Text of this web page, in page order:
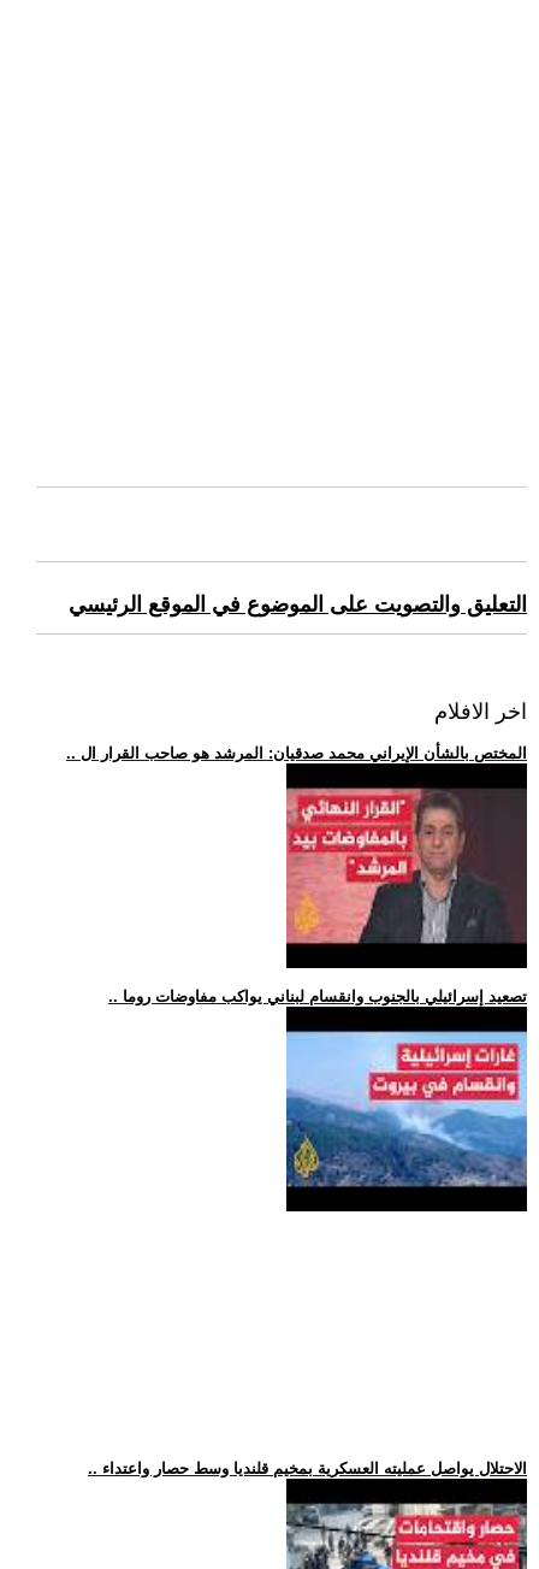
التعليق والتصويت على الموضوع في الموقع الرئيسي
اخر الافلام
.. المختص بالشأن الإيراني محمد صدقيان: المرشد هو صاحب القرار ال
.. تصعيد إسرائيلي بالجنوب وانقسام لبناني يواكب مفاوضات روما
.. الاحتلال يواصل عمليته العسكرية بمخيم قلنديا وسط حصار واعتداء